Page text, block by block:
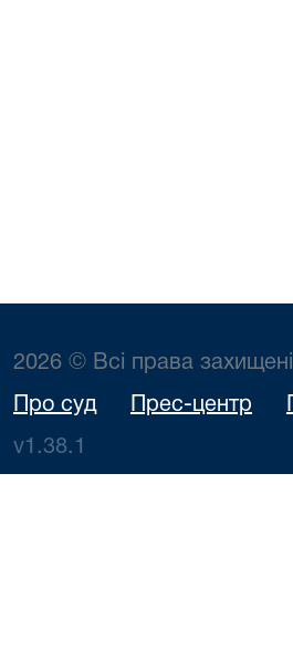
2026 © Всі права захищені
Про суд Прес-центр
v1.38.1